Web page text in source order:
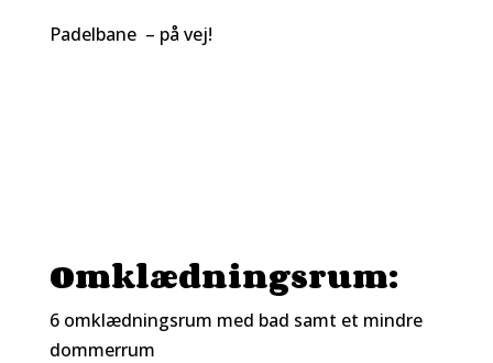
Padelbane – på vej!
Omklædningsrum:
6 omklædningsrum med bad samt et mindre
dommerrum